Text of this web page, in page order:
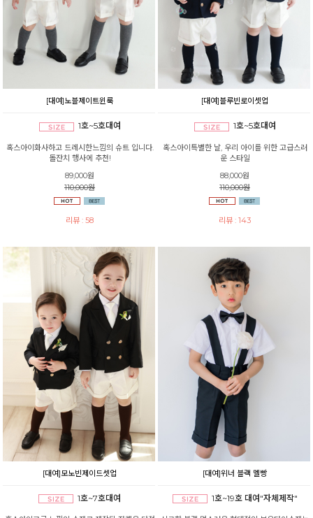
[대여]노블제이트윈룩
1호~5호대여
혹스아이화사하고 드레시한느낌의 슈트 입니다.
돌잔치 행사에 추천!
89,000원
110,000원
리뷰 : 58
[대여]블루빈로이셋업
1호~5호대여
혹스아이특별한 날, 우리 아이를 위한 고급스러
운 스타일
88,000원
110,000원
리뷰 : 143
[대여]모노빈제이드셋업
1호~7호대여
[대여]위너 블랙 멜빵
1호~19호 대여"자체제작"